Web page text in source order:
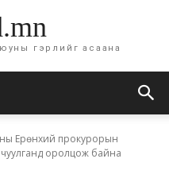
гэрлийг асаана
Ерөнхий прокурорын
чуулганд оролцож байна